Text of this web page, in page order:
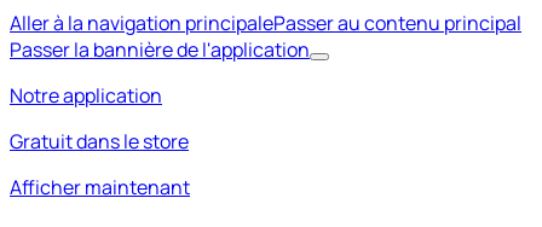
Aller à la navigation principalePasser au contenu principal
Passer la bannière de l'application
Notre application
Gratuit dans le store
Afficher maintenant